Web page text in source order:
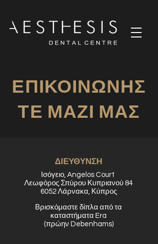
ΕΠΙΚΟΙΝΩΝΗΣ
ΤΕ ΜΑΖΙ ΜΑΣ
ΔΙΕΥΘΥΝΣΗ
Ισόγειο, Angelos Court
Λεωφόρος Σπύρου Κυπριανού 84
6052 Λάρνακα, Κύπρος
Βρισκόμαστε δίπλα από τα
καταστήματα Era
(πρώην Debenhams)